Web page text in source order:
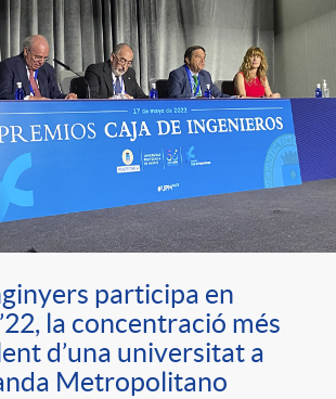
participa en
la concentració més
d’una universitat a
Metropolitano